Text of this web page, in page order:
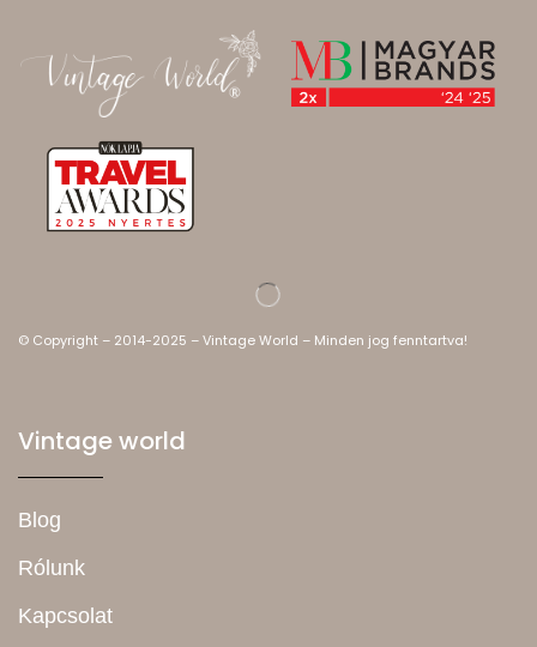
© Copyright – 2014-2025 – Vintage World – Minden jog fenntartva!
Vintage world
Blog
Rólunk
Kapcsolat